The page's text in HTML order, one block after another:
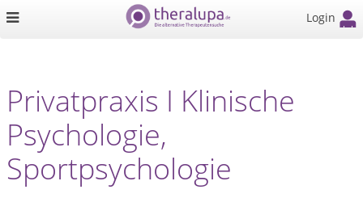
Login
Privatpraxis I Klinische
Psychologie,
Sportpsychologie